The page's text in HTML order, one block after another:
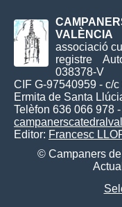
VALÈNCIA
associació
registre
038378-V
CIF G-97540959 - c/
Ermita de Santa
Telèfon 636 066 978
Editor: Francesc
© Campaners